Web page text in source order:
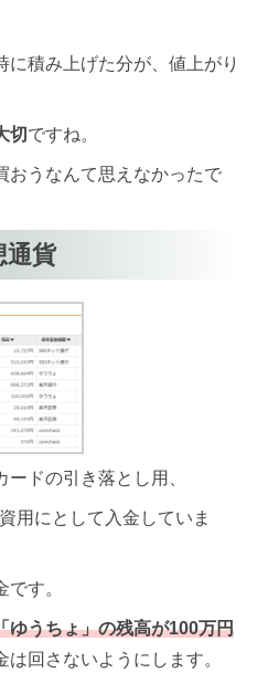
に積み上げた分が、値上がり
切 ですね。
おうなんて思えなかったで
通貨
ドの引き落とし用、
用にとして入金していま
です。
ゆうちょ」の残高が100万円
回さないようにします。